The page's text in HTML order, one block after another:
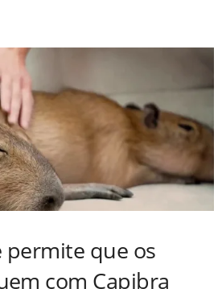
permite que os
com Capibra